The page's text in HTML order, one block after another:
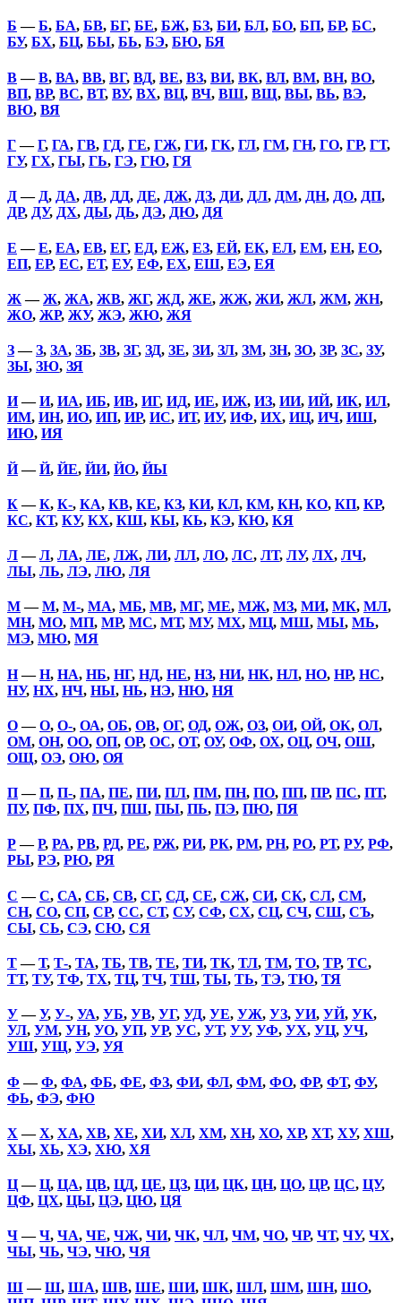
Б —Б, БА, БВ, БГ, БЕ, БЖ, БЗ, БИ, БЛ, БО, БП, БР, БС,
БУ, БХ, БЦ, БЫ, БЬ, БЭ, БЮ, БЯ
В—В, ВА, ВВ, ВГ, ВД, ВЕ, ВЗ, ВИ, ВК, ВЛ, ВМ, ВН, ВО,
ВП, ВР, ВС, ВТ, ВУ, ВХ, ВЦ, ВЧ, ВШ, ВЩ, ВЫ, ВЬ, ВЭ,
ВЮ, ВЯ
Г—Г, ГА, ГВ, ГД, ГЕ, ГЖ, ГИ, ГК, ГЛ, ГМ, ГН, ГО, ГР, ГТ,
ГУ, ГХ, ГЫ, ГЬ, ГЭ, ГЮ, ГЯ
Д— Д, ДА, ДВ, ДД, ДЕ, ДЖ, ДЗ, ДИ, ДЛ, ДМ, ДН, ДО, ДП,
ДР, ДУ, ДХ, ДЫ, ДЬ, ДЭ, ДЮ, ДЯ
Е —Е, ЕА, ЕВ, ЕГ, ЕД, ЕЖ, ЕЗ, ЕЙ, ЕК, ЕЛ, ЕМ, ЕН, ЕО,
ЕП, ЕР, ЕС, ЕТ, ЕУ, ЕФ, ЕХ, ЕШ, ЕЭ, ЕЯ
Ж —Ж, ЖА, ЖВ, ЖГ, ЖД, ЖЕ, ЖЖ, ЖИ, ЖЛ, ЖМ, ЖН,
ЖО, ЖР, ЖУ, ЖЭ, ЖЮ, ЖЯ
З—З, ЗА, ЗБ, ЗВ, ЗГ, ЗД, ЗЕ, ЗИ, ЗЛ, ЗМ, ЗН, ЗО, ЗР, ЗС, ЗУ,
ЗЫ, ЗЮ, ЗЯ
И—И, ИА, ИБ, ИВ, ИГ, ИД, ИЕ, ИЖ, ИЗ, ИИ, ИЙ, ИК, ИЛ,
ИМ, ИН, ИО, ИП, ИР, ИС, ИТ, ИУ, ИФ, ИХ, ИЦ, ИЧ, ИШ,
ИЮ, ИЯ
Й—Й, ЙЕ, ЙИ, ЙО, ЙЫ
К—К, К-, КА, КВ, КЕ, КЗ, КИ, КЛ, КМ, КН, КО, КП, КР,
КС, КТ, КУ, КХ, КШ, КЫ, КЬ, КЭ, КЮ, КЯ
Л—Л, ЛА, ЛЕ, ЛЖ, ЛИ, ЛЛ, ЛО, ЛС, ЛТ, ЛУ, ЛХ, ЛЧ,
ЛЫ, ЛЬ, ЛЭ, ЛЮ, ЛЯ
М—М, М-, МА, МБ, МВ, МГ, МЕ, МЖ, МЗ, МИ, МК, МЛ,
МН, МО, МП, МР, МС, МТ, МУ, МХ, МЦ, МШ, МЫ, МЬ,
МЭ, МЮ, МЯ
Н—Н, НА, НБ, НГ, НД, НЕ, НЗ, НИ, НК, НЛ, НО, НР, НС,
НУ, НХ, НЧ, НЫ, НЬ, НЭ, НЮ, НЯ
О—О, О-, ОА, ОБ, ОВ, ОГ, ОД, ОЖ, ОЗ, ОИ, ОЙ, ОК, ОЛ,
ОМ, ОН, ОО, ОП, ОР, ОС, ОТ, ОУ, ОФ, ОХ, ОЦ, ОЧ, ОШ,
ОЩ, ОЭ, ОЮ, ОЯ
П—П, П-, ПА, ПЕ, ПИ, ПЛ, ПМ, ПН, ПО, ПП, ПР, ПС, ПТ,
ПУ, ПФ, ПХ, ПЧ, ПШ, ПЫ, ПЬ, ПЭ, ПЮ, ПЯ
Р—Р, РА, РВ, РД, РЕ, РЖ, РИ, РК, РМ, РН, РО, РТ, РУ, РФ,
РЫ, РЭ, РЮ, РЯ
С —С, СА, СБ, СВ, СГ, СД, СЕ, СЖ, СИ, СК, СЛ, СМ,
СН, СО, СП, СР, СС, СТ, СУ, СФ, СХ, СЦ, СЧ, СШ, СЪ,
СЫ, СЬ, СЭ, СЮ, СЯ
Т—Т, Т-, ТА, ТБ, ТВ, ТЕ, ТИ, ТК, ТЛ, ТМ, ТО, ТР, ТС,
ТТ, ТУ, ТФ, ТХ, ТЦ, ТЧ, ТШ, ТЫ, ТЬ, ТЭ, ТЮ, ТЯ
У—У, У-, УА, УБ, УВ, УГ, УД, УЕ, УЖ, УЗ, УИ, УЙ, УК,
УЛ, УМ, УН, УО, УП, УР, УС, УТ, УУ, УФ, УХ, УЦ, УЧ,
УШ, УЩ, УЭ, УЯ
Ф —Ф, ФА, ФБ, ФЕ, ФЗ, ФИ, ФЛ, ФМ, ФО, ФР, ФТ, ФУ,
ФЬ, ФЭ, ФЮ
Х —Х, ХА, ХВ, ХЕ, ХИ, ХЛ, ХМ, ХН, ХО, ХР, ХТ, ХУ, ХШ,
ХЫ, ХЬ, ХЭ, ХЮ, ХЯ
Ц—Ц, ЦА, ЦВ, ЦД, ЦЕ, ЦЗ, ЦИ, ЦК, ЦН, ЦО, ЦР, ЦС, ЦУ,
ЦФ, ЦХ, ЦЫ, ЦЭ, ЦЮ, ЦЯ
Ч—Ч, ЧА, ЧЕ, ЧЖ, ЧИ, ЧК, ЧЛ, ЧМ, ЧО, ЧР, ЧТ, ЧУ, ЧХ,
ЧЫ, ЧЬ, ЧЭ, ЧЮ, ЧЯ
Ш—Ш, ША, ШВ, ШЕ, ШИ, ШК, ШЛ, ШМ, ШН, ШО,